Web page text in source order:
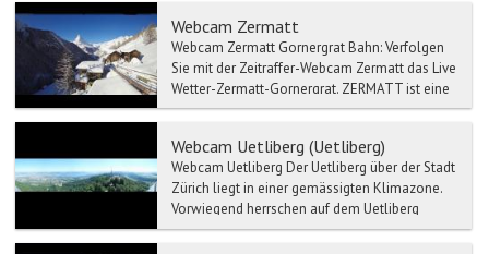
Webcam Zermatt
Webcam Zermatt Gornergrat Bahn: Verfolgen
Sie mit der Zeitraffer-Webcam Zermatt das Live
Wetter-Zermatt-Gornergrat. ZERMATT ist eine
...
Webcam Uetliberg (Uetliberg)
Webcam Uetliberg Der Uetliberg über der Stadt
Zürich liegt in einer gemässigten Klimazone.
Vorwiegend herrschen auf dem Uetliberg
Winde aus...